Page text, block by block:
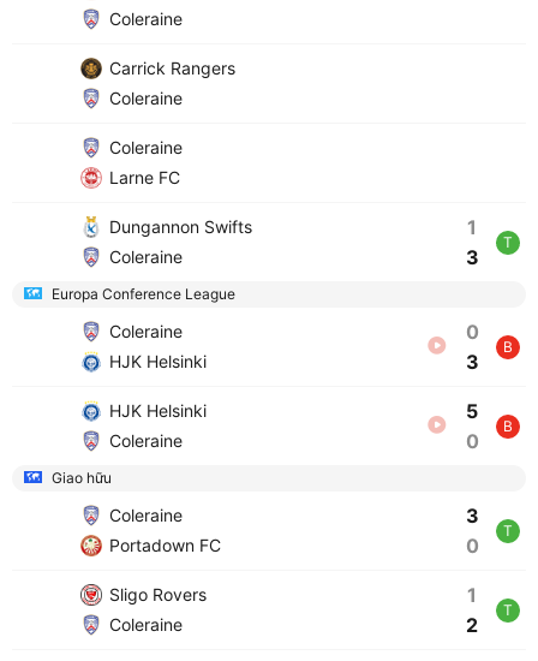
Coleraine
Carrick Rangers
Coleraine
Coleraine
Larne FC
Dungannon Swifts
Coleraine
1
3
T
Europa Conference League
Coleraine
HJK Helsinki
0
3
B
HJK Helsinki
Coleraine
5
0
B
Giao hữu
Coleraine
Portadown FC
3
0
T
Sligo Rovers
Coleraine
1
2
T